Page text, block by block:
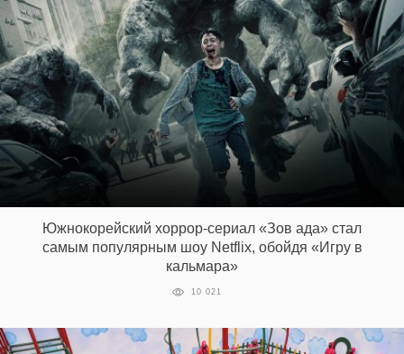
Южнокорейский хоррор-сериал «Зов ада» стал
самым популярным шоу Netflix, обойдя «Игру в
кальмара»
10 021